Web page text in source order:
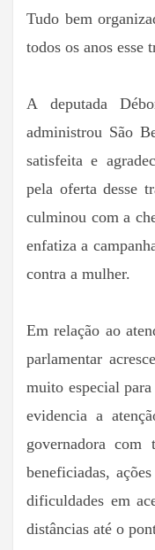
Tudo bem
todos os anos esse
A deputada
administrou São
satisfeita e
pela oferta desse
culminou com a
enfatiza a
contra a mulher.
Em relação ao
parlamentar
muito especial
evidencia a
governadora com
beneficiadas,
dificuldades em
distâncias até o